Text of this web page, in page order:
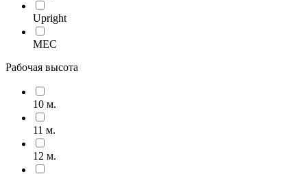
Upright
MEC
Рабочая высота
10 м.
11 м.
12 м.